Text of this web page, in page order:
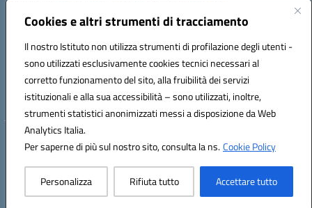
Cookies e altri strumenti di tracciamento
Il nostro Istituto non utilizza strumenti di profilazione degli utenti -
sono utilizzati esclusivamente cookies tecnici necessari al
corretto funzionamento del sito, alla fruibilità dei servizi
istituzionali e alla sua accessibilità – sono utilizzati, inoltre,
strumenti statistici anonimizzati messi a disposizione da Web
Analytics Italia.
Per saperne di più sul nostro sito, consulta la ns.Cookie Policy
Personalizza Rifiuta tutto Accettare tutto
Supporto piattaforme DDI (creazione account e rigenerazione credenziali)
supporto_gsuite@itiscannizzarocolleferro.it
Microsoft Office 365 (Teams):
supporto_office365@cannizzaro.onmicrosoft.com
Hosting & Powered by 3D Solution S.r.l.
Concept & Design by Designers Italia